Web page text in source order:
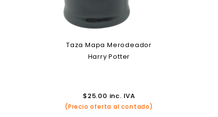
Taza Mapa Merodeador
Harry Potter
$25.00 inc. IVA
(Precio oferta al contado)